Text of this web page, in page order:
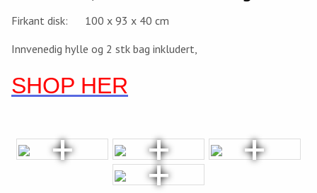
Firkant disk: 100 x 93 x 40 cm
Innvenedig hylle og 2 stk bag inkludert,
SHOP HER